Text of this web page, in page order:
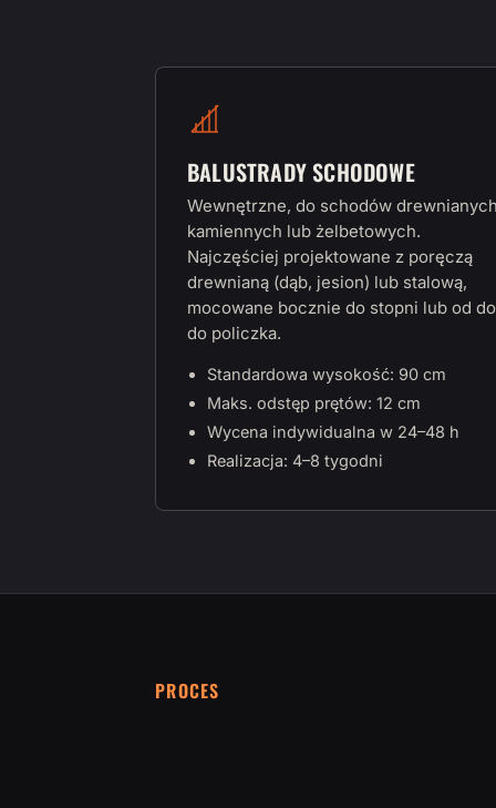
BALUSTRADY SCHODOWE
Wewnętrzne, do schodów
kamiennych lub żelbetowych.
Najczęściej projektowane z poręczą
drewnianą (dąb, jesion) lub stalową,
mocowane bocznie do stopni lub od
do policzka.
Standardowa wysokość: 90 cm
Maks. odstęp prętów: 12 cm
Wycena indywidualna w 24–48 h
Realizacja: 4–8 tygodni
PROCES